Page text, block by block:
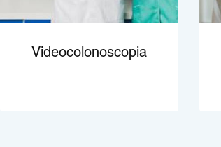
Videocolonoscopia